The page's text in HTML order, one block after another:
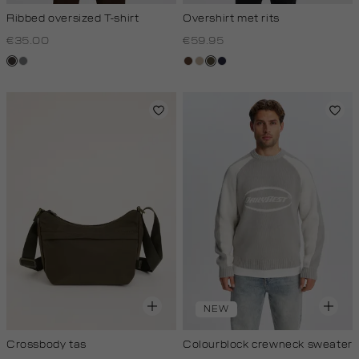
Ribbed oversized T-shirt
€35.00
chocomiddengrijs
Overshirt met rits
€59.95
donkerbruin
kit,donkerkhaki
blauw,
Crossbody tas
NEW
Colourblock crewneck sweater